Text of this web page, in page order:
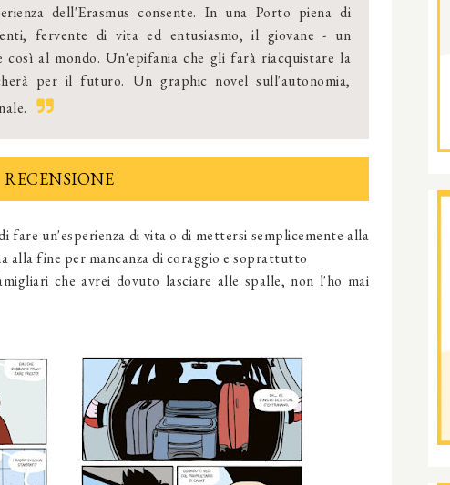
dell'Erasmus consente. In una Porto piena di
fervente di vita ed entusiasmo, il giovane - un
così al mondo. Un'epifania che gli farà riacquistare la
per il futuro. Un graphic novel sull'autonomia,
RECENSIONE
fare un'esperienza di vita o di mettersi semplicemente alla
alla fine per mancanza di coraggio e soprattutto
che avrei dovuto lasciare alle spalle, non l'ho mai